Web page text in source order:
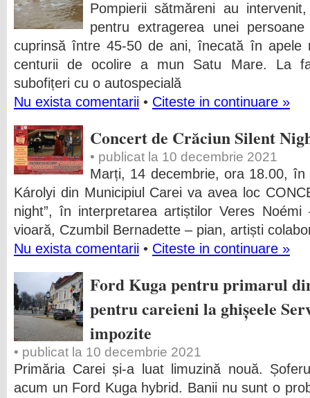
Pompierii sătmăreni au
pentru extragerea unei
cuprinsă între 45-50 de ani, înecată în apele
centurii de ocolire a mun Satu Mare. La
subofițeri cu o autospecială
Nu exista comentarii • Citeste in continuare »
Concert de Crăciun Silent
• publicat la 10 decembrie 2021
Marți, 14 decembrie, ora 18.00, în
Károlyi din Municipiul Carei va avea loc
night”, în interpretarea artiștilor Veres
vioară, Czumbil Bernadette – pian, artiști
Nu exista comentarii • Citeste in continuare »
Ford Kuga pentru primarul
pentru careieni la ghișeele
impozite
• publicat la 10 decembrie 2021
Primăria Carei și-a luat limuzină nouă.
acum un Ford Kuga hybrid. Banii nu sunt o